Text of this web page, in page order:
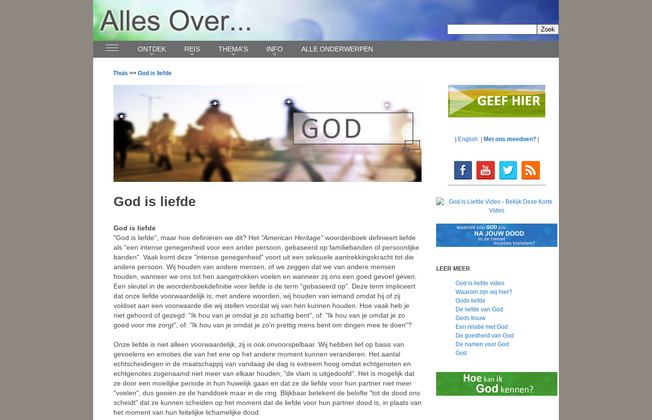
Thuis >> God is liefde
God is liefde
God is liefde
"God is liefde", maar hoe definiëren we dit? Het "American Heritage"woordenboek definieert liefde
als "een intense genegenheid voor een ander persoon, gebaseerd op familiebanden of persoonlijke
banden". Vaak komt deze "intense genegenheid" voort uit een seksuele aantrekkingskracht tot die
andere persoon. Wij houden van andere mensen, of we zeggen dat we van andere mensen
houden, wanneer we ons tot hen aangetrokken voelen en wanneer zij ons een goed gevoel geven.
Een sleutel in de woordenboekdefinitie voor liefde is de term "gebaseerd op". Deze term impliceert
dat onze liefde voorwaardelijk is; met andere woorden, wij houden van iemand omdat hij of zij
voldoet aan een voorwaarde die wij stellen voordat wij van hen kunnen houden. Hoe vaak heb je
niet gehoord of gezegd: "Ik hou van je omdat je zo schattig bent", of: "Ik hou van je omdat je zo
goed voor me zorgt", of: "Ik hou van je omdat je zo'n prettig mens bent om dingen mee te doen"?
Onze liefde is niet alleen voorwaardelijk, zij is ook onvoorspelbaar. Wij hebben lief op basis van
gevoelens en emoties die van het ene op het andere moment kunnen veranderen. Het aantal
echtscheidingen in de maatschappij van vandaag de dag is extreem hoog omdat echtgenoten en
echtgenotes zogenaamd niet meer van elkaar houden; "de vlam is uitgedoofd". Het is mogelijk dat
ze door een moeilijke periode in hun huwelijk gaan en dat ze de liefde voor hun partner niet meer
"voelen", dus gooien ze de handdoek maar in de ring. Blijkbaar betekent de belofte "tot de dood ons
scheidt" dat ze kunnen scheiden op het moment dat de liefde voor hun partner dood is, in plaats van
het moment van hun feitelijke lichamelijke dood.
English Met ons meedoen?|
LEER MEER
God is liefde video
Waarom zijn wij hier?
Gods liefde
De liefde van God
Gods trouw
Een relatie met God
De goedheid van God
De namen voor God
God
ONTDEK REIS THEMA'S INFO ALLE ONDERWERPEN